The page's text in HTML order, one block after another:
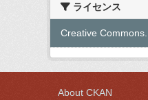
ライセンス
Creative Commons...
About CKAN